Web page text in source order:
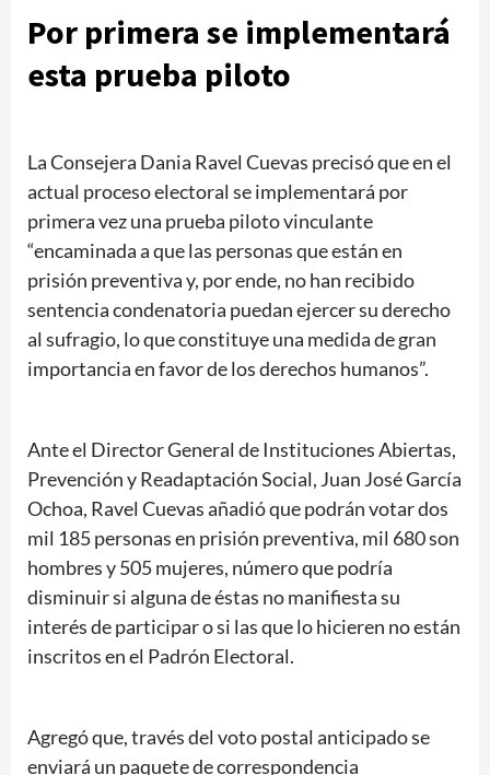
Por primera se implementará
esta prueba piloto
La Consejera Dania Ravel Cuevas precisó que en el
actual proceso electoral se implementará por
primera vez una prueba piloto vinculante
“encaminada a que las personas que están en
prisión preventiva y, por ende, no han recibido
sentencia condenatoria puedan ejercer su derecho
al sufragio, lo que constituye una medida de gran
importancia en favor de los derechos humanos”.
Ante el Director General de Instituciones Abiertas,
Prevención y Readaptación Social, Juan José García
Ochoa, Ravel Cuevas añadió que podrán votar dos
mil 185 personas en prisión preventiva, mil 680 son
hombres y 505 mujeres, número que podría
disminuir si alguna de éstas no manifiesta su
interés de participar o si las que lo hicieren no están
inscritos en el Padrón Electoral.
Agregó que, través del voto postal anticipado se
enviará un paquete de correspondencia